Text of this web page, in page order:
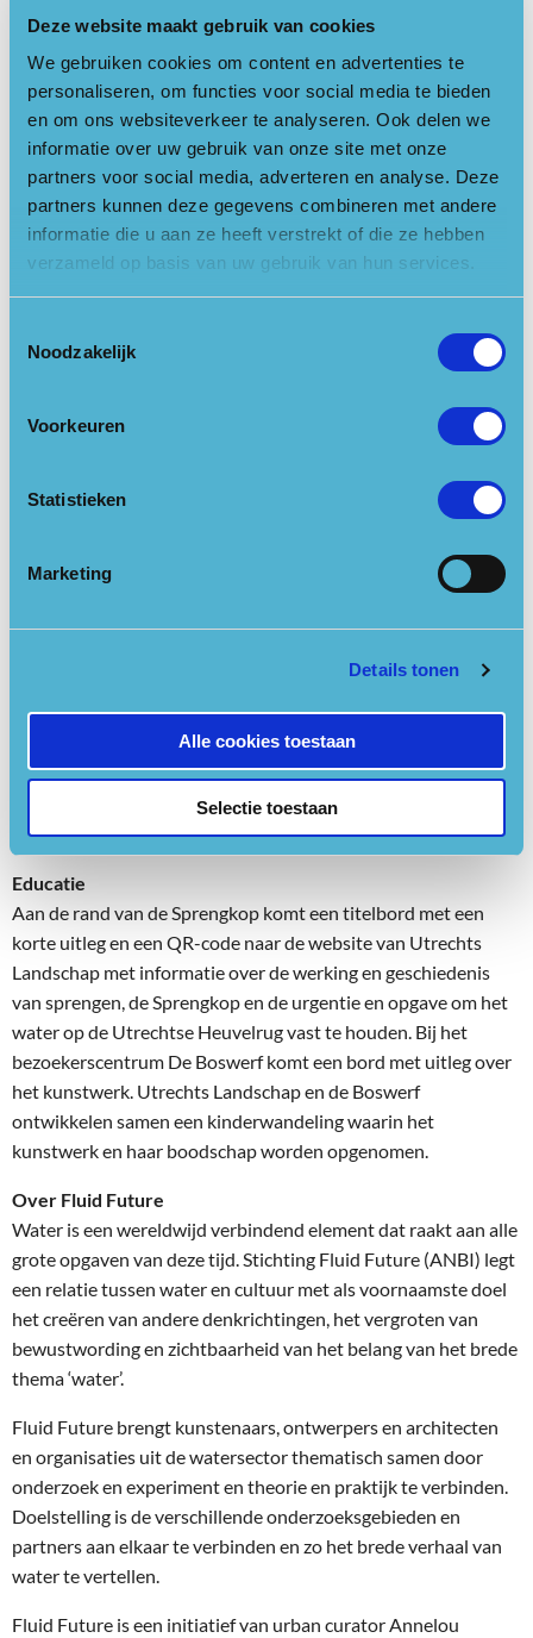
Deze website maakt gebruik van cookies
We gebruiken cookies om content en advertenties te
personaliseren, om functies voor social media te bieden
en om ons websiteverkeer te analyseren. Ook delen we
informatie over uw gebruik van onze site met onze
partners voor social media, adverteren en analyse. Deze
partners kunnen deze gegevens combineren met andere
informatie die u aan ze heeft verstrekt of die ze hebben
verzameld op basis van uw gebruik van hun services.
Noodzakelijk
Voorkeuren
Statistieken
Marketing
Details tonen
Alle cookies toestaan
Selectie toestaan
als ‘druppel in een kom’. Deze locatie heeft een natuurlijke
openheid en bezoekers kunnen er al wandelend vanaf het
bospad op kijken vanaf verschillende standpunten.
Zeisterbos
Voor Nederlandse begrippen is het Zeisterbos een bijzonder
oud bos. De eerste aanleg en oudste beplanting van het
Zeisterbos dateert waarschijnlijk uit de periode 1718–1723.
Een aantal grove dennen stammen nog uit deze beginperiode.
hertenbeelden. Al jaren is het grondwaterpeil op de Utrechtse
grondwaterstand sterven bomen, zijn ze vatbaarder voor
ziektes.
Sprengen horen van oudsher bij de landgoederen die op de
flanken van de Utrechtse Heuvelrug liggen. De natuurlijke
te liggen en functioneert niet meer als sprengbron.
water zijn daarbij belangrijke factoren, naast te snelle
Wat betekent dit voor de toekomst van het bos? Hoe zorg je
dat cultureel erfgoed zoals de sprengen zichtbaar blijven als
structuur in de bossen? Deze vragen zijn het uitgangspunt
voor het kunstwerk dat zichtbaarheid geeft aan het belang van
water voor dit gebied.
Educatie
Aan de rand van de Sprengkop komt een titelbord met een
korte uitleg en een QR-code naar de website van Utrechts
Landschap met informatie over de werking en geschiedenis
van sprengen, de Sprengkop en de urgentie en opgave om het
water op de Utrechtse Heuvelrug vast te houden. Bij het
bezoekerscentrum De Boswerf komt een bord met uitleg over
het kunstwerk. Utrechts Landschap en de Boswerf
ontwikkelen samen een kinderwandeling waarin het
kunstwerk en haar boodschap worden opgenomen.
Over Fluid Future
Water is een wereldwijd verbindend element dat raakt aan alle
grote opgaven van deze tijd. Stichting Fluid Future (ANBI) legt
een relatie tussen water en cultuur met als voornaamste doel
het creëren van andere denkrichtingen, het vergroten van
bewustwording en zichtbaarheid van het belang van het brede
thema ‘water’.
Fluid Future brengt kunstenaars, ontwerpers en architecten
en organisaties uit de watersector thematisch samen door
onderzoek en experiment en theorie en praktijk te verbinden.
Doelstelling is de verschillende onderzoeksgebieden en
partners aan elkaar te verbinden en zo het brede verhaal van
water te vertellen.
Fluid Future is een initiatief van urban curator Annelou